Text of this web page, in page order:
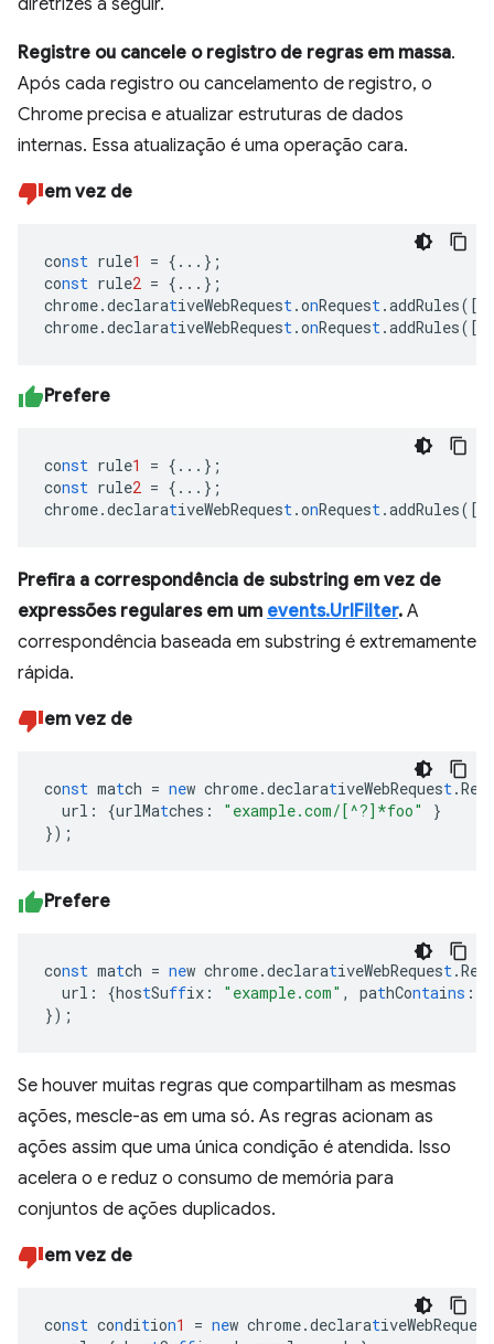
diretrizes a seguir.
Registre ou cancele o registro de regras em massa.
Após cada registro ou cancelamento de registro, o
Chrome precisa e atualizar estruturas de dados
internas. Essa atualização é uma operação cara.
em vez de
const rule1 = { ... } ;
const rule2 = { ... } ;
chrome.declarativeWebRequest.onRequest.addRules( [
chrome.declarativeWebRequest.onRequest.addRules( [
Prefere
const rule1 = { ... } ;
const rule2 = { ... } ;
chrome.declarativeWebRequest.onRequest.addRules( [
Prefira a correspondência de substring em vez de
expressões regulares em um events.UrlFilter. A
correspondência baseada em substring é extremamente
rápida.
em vez de
const match = new chrome.declarativeWebRequest
url : {urlMatches : "example.com/[^?]*foo"
}
});
Prefere
const match = new chrome.declarativeWebRequest
url : {hostSuffix : "example.com" , pathContains :
});
Se houver muitas regras que compartilham as mesmas
ações, mescle-as em uma só. As regras acionam as
ações assim que uma única condição é atendida. Isso
acelera o e reduz o consumo de memória para
conjuntos de ações duplicados.
em vez de
const condition1 = new chrome.declarativeWebReques